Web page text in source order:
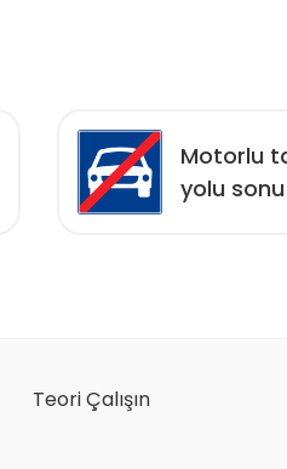
Motorlu
yolu sonu
Teori Çalışın